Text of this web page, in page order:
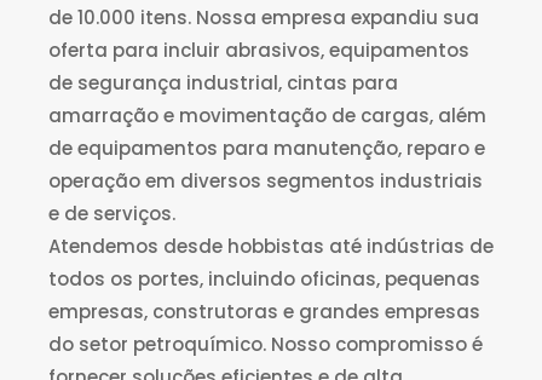
de 10.000 itens. Nossa empresa expandiu sua
oferta para incluir abrasivos, equipamentos
de segurança industrial, cintas para
amarração e movimentação de cargas, além
de equipamentos para manutenção, reparo e
operação em diversos segmentos industriais
e de serviços.
Atendemos desde hobbistas até indústrias de
todos os portes, incluindo oficinas, pequenas
empresas, construtoras e grandes empresas
do setor petroquímico. Nosso compromisso é